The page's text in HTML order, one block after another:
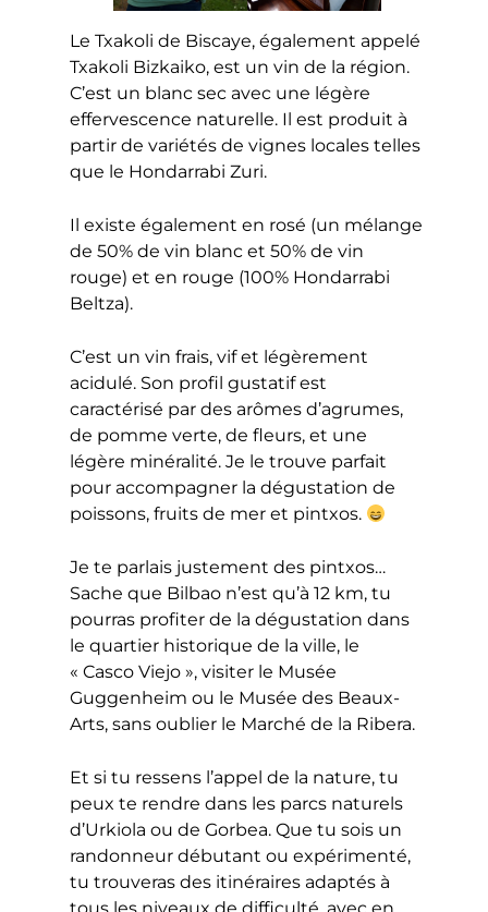
Le Txakoli de Biscaye, également appelé
Txakoli Bizkaiko, est un vin de la région.
C’est un blanc sec avec une légère
effervescence naturelle. Il est produit à
partir de variétés de vignes locales telles
que le Hondarrabi Zuri.
Il existe également en rosé (un mélange
de 50% de vin blanc et 50% de vin
rouge) et en rouge (100% Hondarrabi
Beltza).
C’est un vin frais, vif et légèrement
acidulé. Son profil gustatif est
caractérisé par des arômes d’agrumes,
de pomme verte, de fleurs, et une
légère minéralité. Je le trouve parfait
pour accompagner la dégustation de
poissons, fruits de mer et pintxos.
Je te parlais justement des pintxos…
Sache que Bilbao n’est qu’à 12 km, tu
pourras profiter de la dégustation dans
le quartier historique de la ville, le
« Casco Viejo », visiter le Musée
Guggenheim ou le Musée des Beaux-
Arts, sans oublier le Marché de la Ribera.
Et si tu ressens l’appel de la nature, tu
peux te rendre dans les parcs naturels
d’Urkiola ou de Gorbea. Que tu sois un
randonneur débutant ou expérimenté,
tu trouveras des itinéraires adaptés à